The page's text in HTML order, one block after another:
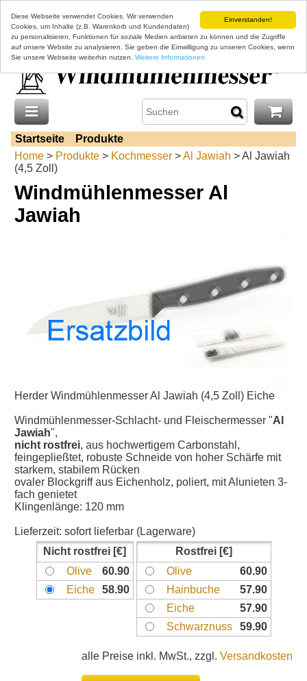
Einverstanden!
Diese Webseite verwendet Cookies. Wir verwenden
Cookies, um Inhalte (z.B. Warenkorb und Kundendaten)
zu personalisieren, Funktionen für soziale Medien anbieten zu können und die Zugriffe
auf unsere Website zu analysieren. Sie geben die Einwilligung zu unseren Cookies, wenn
Sie unsere Webseite weiterhin nutzen. Weitere Informationen
Startseite
Produkte
Home > Produkte > Kochmesser >Al Jawiah > Al Jawiah
(4,5 Zoll)
Windmühlenmesser Al
Jawiah
Herder Windmühlenmesser Al Jawiah (4,5 Zoll) Eiche
Windmühlenmesser-Schlacht- und Fleischermesser "Al
Jawiah",
nicht rostfrei, aus hochwertigem Carbonstahl,
feingepließtet, robuste Schneide von hoher Schärfe mit
starkem, stabilem Rücken
ovaler Blockgriff aus Eichenholz, poliert, mit Alunieten 3-
fach genietet
Klingenlänge: 120 mm
Lieferzeit: sofort lieferbar (Lagerware)
Nicht rostfrei
Olive
60.90
Eiche
58.90
Rostfrei
Olive
60.90
Hainbuche
57.90
Eiche
57.90
Schwarznuss
59.90
alle Preise inkl. MwSt., zzgl. Versandkosten